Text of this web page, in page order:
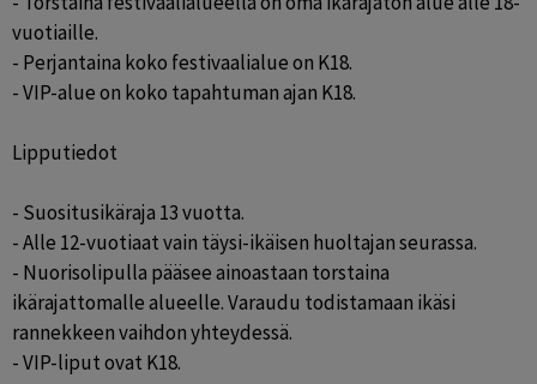
vuotiaille.
- Perjantaina koko festivaalialue on K18.
- VIP-alue on koko tapahtuman ajan K18.
Lipputiedot
- Suositusikäraja 13 vuotta.
- Alle 12-vuotiaat vain täysi-ikäisen huoltajan seurassa.
- Nuorisolipulla pääsee ainoastaan torstaina
ikärajattomalle alueelle. Varaudu todistamaan ikäsi
rannekkeen vaihdon yhteydessä.
- VIP-liput ovat K18.